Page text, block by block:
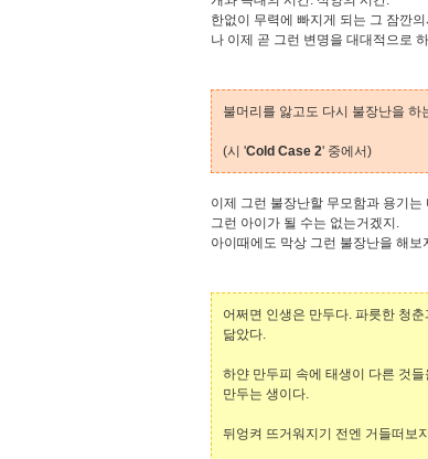
한없이 무력에 빠지게 되는 그 잠깐
나 이제 곧 그런 변명을 대대적으로
불머리를 앓고도 다시 불장난을 하
(시 'Cold Case 2' 중에서)
이제 그런 불장난할 무모함과 용기는
그런 아이가 될 수는 없는거겠지.
아이때에도 막상 그런 불장난을 해
어쩌면 인생은 만두다. 파릇한 청
닮았다.
하얀 만두피 속에 태생이 다른 것
만두는 생이다.
뒤엉켜 뜨거워지기 전엔 거들떠보